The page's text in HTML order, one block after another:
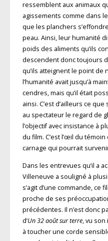
ressemblent aux animaux
agissements comme dans
que les planchers
peau. Ainsi, leur humanité
poids des aliments qu’ils
descendent donc toujours
qu’ils atteignent le point de
l’humanité avait jusqu’à
cendres, mais qu’il était
ainsi. C’est d’ailleurs ce
au spectateur le regard de
l’objectif avec insistance à
du film. C’est l’œil du
carnage qui pourrait
Dans les entrevues qu’il a
Villeneuve a souligné à
s’agit d’une commande,
proche de ses
précédentes. Il n’est donc
d’Un 32 août sur terre, vu son
à toucher une corde